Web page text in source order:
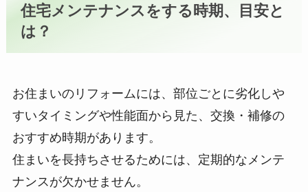
住宅メンテナンスをする 時期、目安と
は？
お住まいのリフォームには、部位ごとに劣化しや
すいタイミングや性能面から見た、交換・補修の
おすすめ時期があります。
住まいを長持ちさせるためには、定期的なメンテ
ナンスが欠かせません。